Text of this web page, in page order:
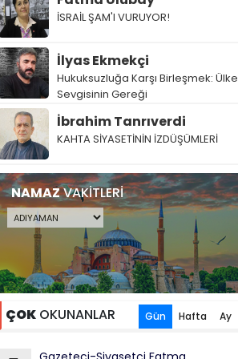
İSRAİL ŞAM'I VURUYOR!
İlyas Ekmekçi
Hukuksuzluğa Karşı Birleşmek: Ülke
Sevgisinin Gereği
İbrahim Tanrıverdi
KAHTA SİYASETİNİN İZDÜŞÜMLERİ
NAMAZVAKİTLERİ
ÇOKOKUNANLAR Gün Hafta Ay